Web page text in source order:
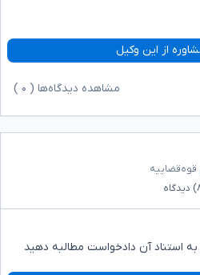
از این وکیل
مشاهده دیدگاه‌ها ( ۰
قوه‌قضاییه
دیدگاه
استناد آن دادخواست مطالبه دهید